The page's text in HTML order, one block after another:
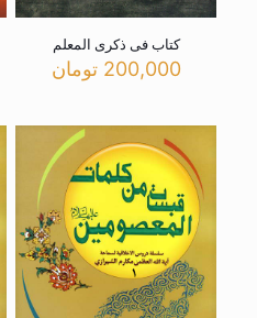
کتاب فی ذکری المعلم
200,000 تومان